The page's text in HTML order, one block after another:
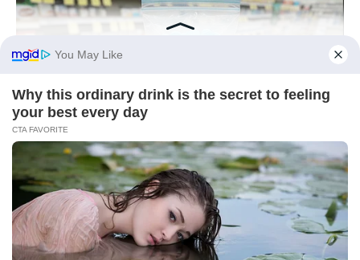
FRIDAY PLANS
Stop Waiting In Line: The 87¢ Generic Viagra Is Actually "Self-
Serve" In Aisle 7
HABERION
A Dying Polar Bear, A Brave Man… Then, The Unthinkable!